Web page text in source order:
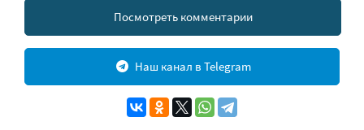
Посмотреть комментарии
Наш канал в Telegram